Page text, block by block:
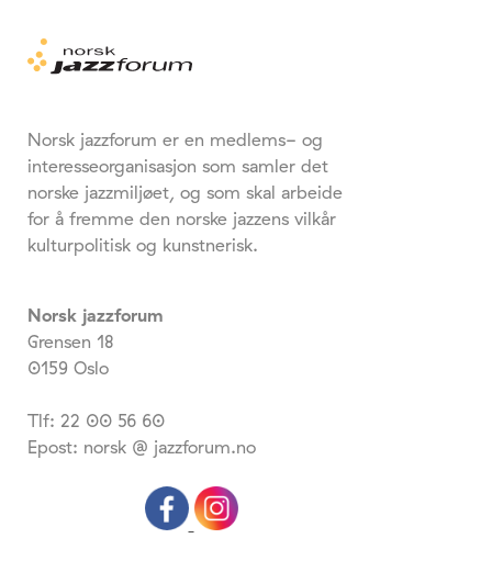
Norsk jazzforum er en medlems- og
interesseorganisasjon som samler det
norske jazzmiljøet, og som skal arbeide
for å fremme den norske jazzens vilkår
kulturpolitisk og kunstnerisk.
Norsk jazzforum
Grensen 18
0159 Oslo
Tlf: 22 00 56 60
Epost: norsk @ jazzforum.no